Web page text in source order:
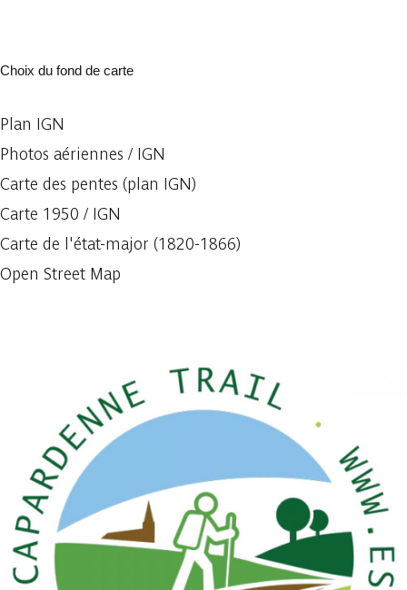
Choix du fond de carte
Plan IGN
Photos aériennes / IGN
Carte des pentes (plan IGN)
Carte 1950 / IGN
Carte de l'état-major (1820-1866)
Open Street Map